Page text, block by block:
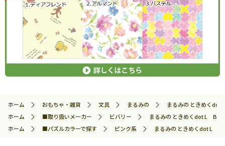
ホーム おもちゃ・雑貨 文具 まるみの
まるみの ときめくdot
ホーム
■取り扱いメーカー ビバリー
まるみの ときめくdot L
ホーム
■パズルカラーで探す ピンク系 まるみの ときめくdot L